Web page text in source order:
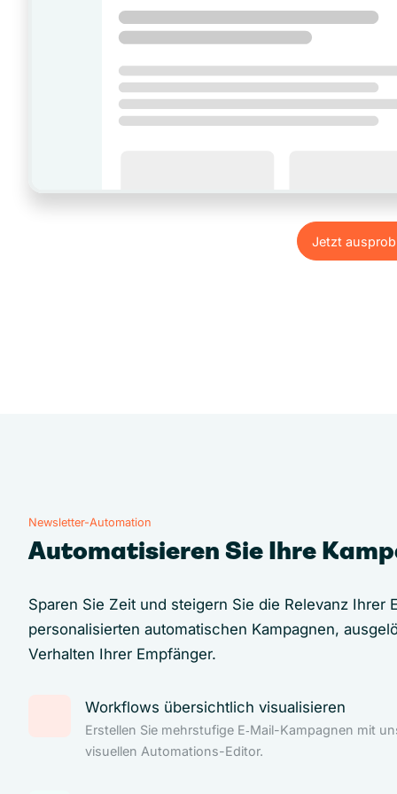
Jetzt
Jetzt
Newsletter-Automation
Automatisieren Sie Ihre
Sparen Sie Zeit und steigern Sie die Relevanz Ihrer
personalisierten automatischen Kampagnen,
Verhalten Ihrer Empfänger.
Workflows übersichtlich visualisieren
Erstellen Sie mehrstufige E‑Mail-Kampagnen mit
visuellen Automations-Editor.